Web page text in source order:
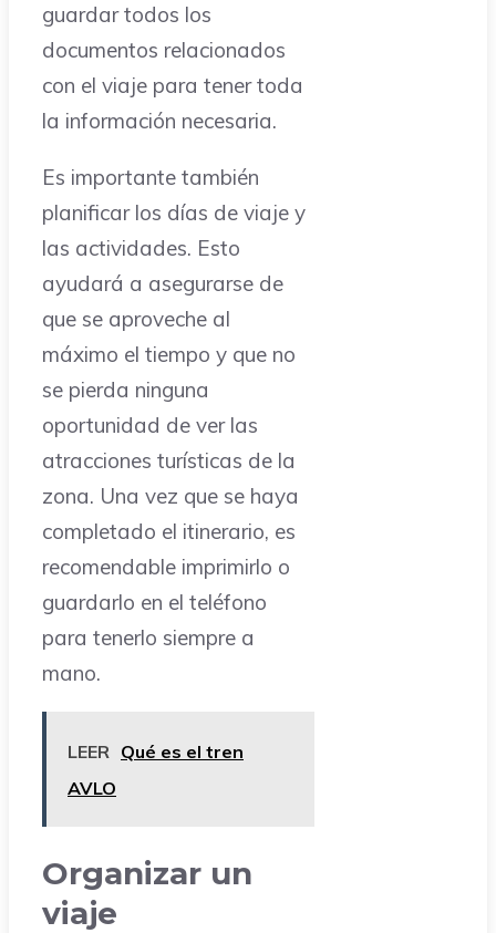
guardar todos los
documentos relacionados
con el viaje para tener toda
la información necesaria.
Es importante también
planificar los días de viaje y
las actividades. Esto
ayudará a asegurarse de
que se aproveche al
máximo el tiempo y que no
se pierda ninguna
oportunidad de ver las
atracciones turísticas de la
zona. Una vez que se haya
completado el itinerario, es
recomendable imprimirlo o
guardarlo en el teléfono
para tenerlo siempre a
mano.
LEER Qué es el tren
AVLO
Organizar un
viaje